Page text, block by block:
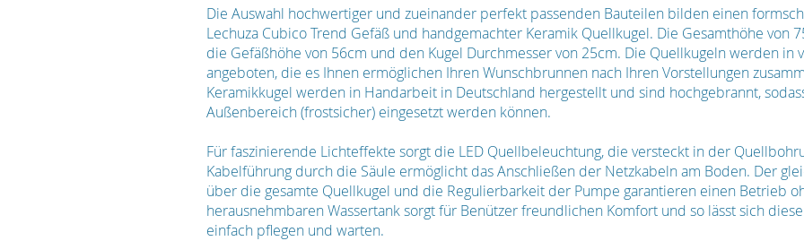
Die Auswahl hochwertiger und zueinander perfekt passenden Bauteilen bilden einen
Lechuza Cubico Trend Gefäß und handgemachter Keramik Quellkugel. Die Gesamthöhe von
die Gefäßhöhe von 56cm und den Kugel Durchmesser von 25cm. Die Quellkugeln werden in
angeboten, die es Ihnen ermöglichen Ihren Wunschbrunnen nach Ihren Vorstellungen
Keramikkugel werden in Handarbeit in Deutschland hergestellt und sind hochgebrannt,
Außenbereich (frostsicher) eingesetzt werden können.
Für faszinierende Lichteffekte sorgt die LED Quellbeleuchtung, die versteckt in der
Kabelführung durch die Säule ermöglicht das Anschließen der Netzkabeln am Boden. Der
über die gesamte Quellkugel und die Regulierbarkeit der Pumpe garantieren einen Betrieb
herausnehmbaren Wassertank sorgt für Benützer freundlichen Komfort und so lässt sich
einfach pflegen und warten.